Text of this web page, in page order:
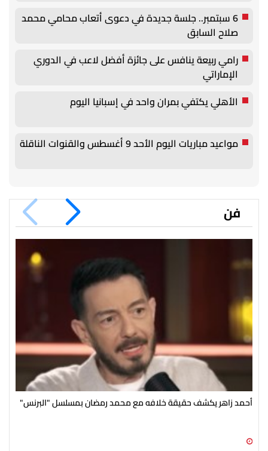
6 سبتمبر.. جلسة جديدة في دعوى أتعاب محامي محمد
صلاح السابق
رامي ربيعة ينافس على جائزة أفضل لاعب في الدوري
الإماراتي
الأهلي يكتفي بمران واحد في إسبانيا اليوم
مواعيد مباريات اليوم الأحد 9 أغسطس والقنوات الناقلة
فن
أحمد زاهر يكشف حقيقة خلافه مع محمد رمضان بمسلسل "البرنس"